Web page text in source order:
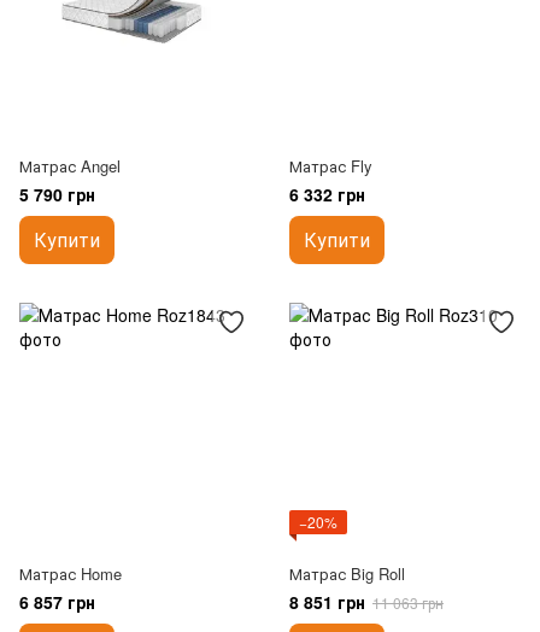
Матрас Angel
5 790 грн
Купити
Матрас Fly
6 332 грн
Купити
Матрас Home
6 857 грн
−20%
Матрас Big Roll
8 851 грн 11 063 грн